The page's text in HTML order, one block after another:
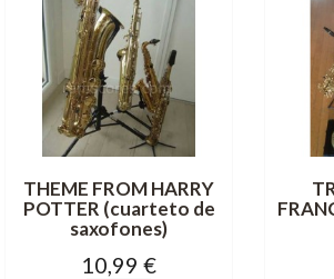
THEME FROM HARRY
POTTER (cuarteto de
saxofones)
10,99 €